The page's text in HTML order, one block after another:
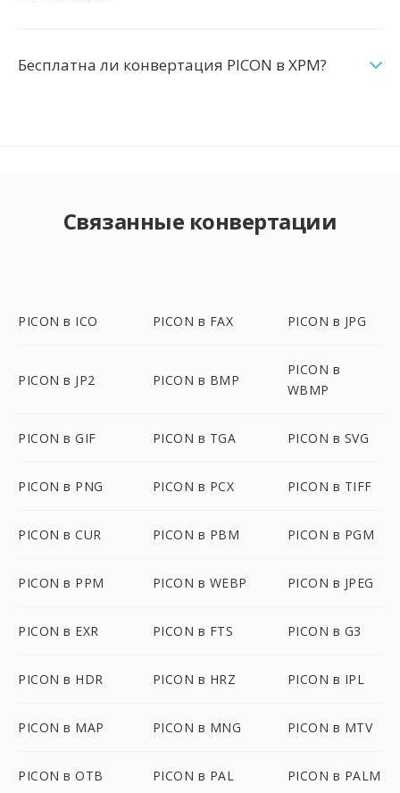
Бесплатна ли конвертация PICON в XPM?
Связанные конвертации
PICON в ICO PICON в FAX PICON в JPG
PICON в JP2 PICON в BMP
PICON в
WBMP
PICON в GIF PICON в TGA PICON в SVG
PICON в PNG PICON в PCX PICON в TIFF
PICON в CUR PICON в PBM PICON в PGM
PICON в PPM PICON в WEBP PICON в JPEG
PICON в EXR PICON в FTS PICON в G3
PICON в HDR PICON в HRZ PICON в IPL
PICON в MAP PICON в MNG PICON в MTV
PICON в OTB PICON в PAL PICON в PALM